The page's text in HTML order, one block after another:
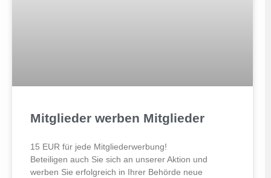
Mitglieder werben Mitglieder
15 EUR für jede Mitgliederwerbung!
Beteiligen auch Sie sich an unserer Aktion und
werben Sie erfolgreich in Ihrer Behörde neue